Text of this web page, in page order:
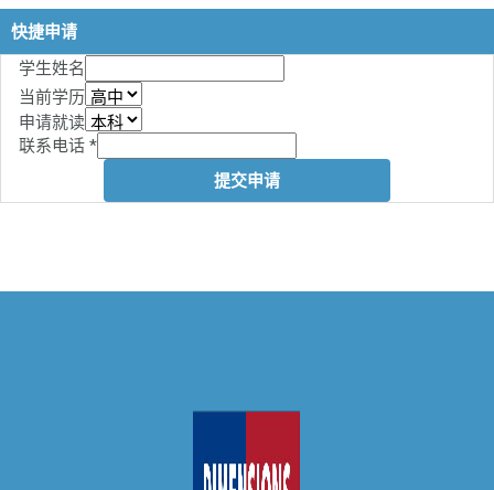
快捷申请
学生姓名
当前学历
申请就读
联系电话 *
提交申请